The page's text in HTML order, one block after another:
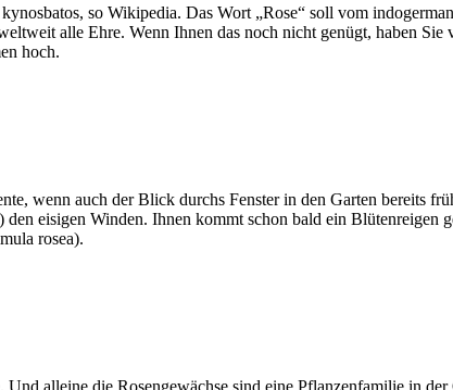
so Wikipedia. Das Wort „Rose“ soll vom
alle Ehre. Wenn Ihnen das noch nicht genügt, haben
hoch.
wenn auch der Blick durchs Fenster in den Garten bereits
den eisigen Winden. Ihnen kommt schon bald ein Blütenreigen
rosea).
alleine die Rosengewächse sind eine Pflanzenfamilie in